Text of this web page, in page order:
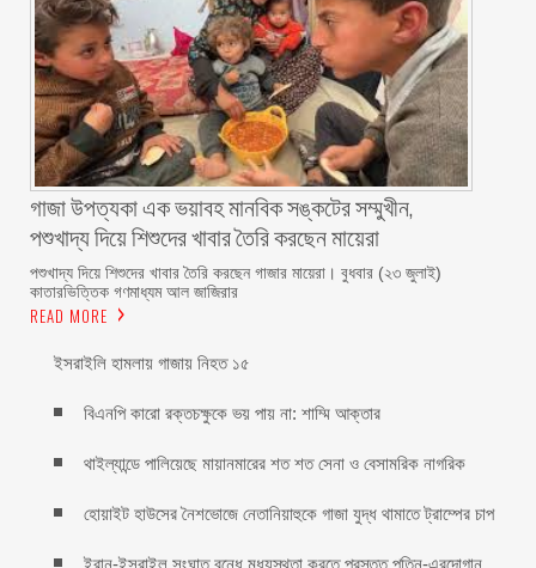
গাজা উপত্যকা এক ভয়াবহ মানবিক সঙ্কটের সম্মুখীন,
পশুখাদ্য দিয়ে শিশুদের খাবার তৈরি করছেন মায়েরা
পশুখাদ্য দিয়ে শিশুদের খাবার তৈরি করছেন গাজার মায়েরা। বুধবার (২৩ জুলাই)
কাতারভিত্তিক গণমাধ্যম আল জাজিরার
READ MORE
ইসরাইলি হামলায় গাজায় নিহত ১৫
বিএনপি কারো রক্তচক্ষুকে ভয় পায় না: শাম্মি আক্তার
থাইল্যান্ডে পালিয়েছে মায়ানমারের শত শত সেনা ও বেসামরিক নাগরিক
হোয়াইট হাউসের নৈশভোজে নেতানিয়াহুকে গাজা যুদ্ধ থামাতে ট্রাম্পের চাপ